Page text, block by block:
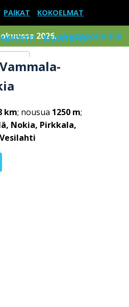
PAIKAT KOKOELMAT
RAJOITUKSET
2026.Lue tarkemmin
km; nousua 1250 m;
Nokia, Pirkkala,